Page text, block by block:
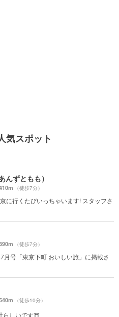
スポット
ずともも）
（徒歩7分）
に行くたびいっちゃいます! スタッフさ
（徒歩7分）
月号「東京下町 おいしい旅」に掲載さ
（徒歩10分）
らしいです⛩